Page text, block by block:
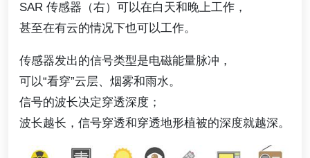
SAR 传感器（右）可以在白天和晚上工作，
甚至在有云的情况下也可以工作。
传感器发出的信号类型是电磁能量脉冲，
可以“看穿”云层、烟雾和雨水。
信号的波长决定穿透深度；
波长越长，信号穿透和穿透地形植被的深度就越深。